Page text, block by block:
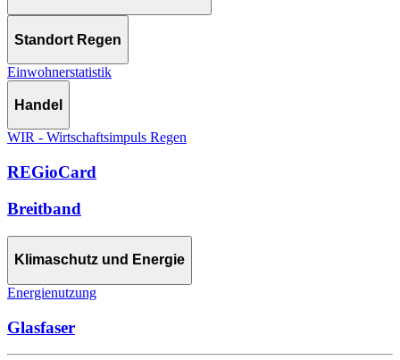
Standort Regen
Einwohnerstatistik
Handel
WIR - Wirtschaftsimpuls Regen
REGioCard
Breitband
Klimaschutz und Energie
Energienutzung
Glasfaser